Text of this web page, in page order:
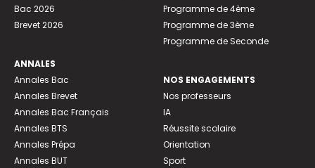
Bac 2026
Brevet 2026
ANNALES
Annales Bac
Annales Brevet
Annales Bac Français
Annales BTS
Annales Prépa
Annales BUT
Programme de 4ème
Programme de 3ème
Programme de Seconde
NOS ENGAGEMENTS
Nos professeurs
IA
Réussite scolaire
Orientation
Sport